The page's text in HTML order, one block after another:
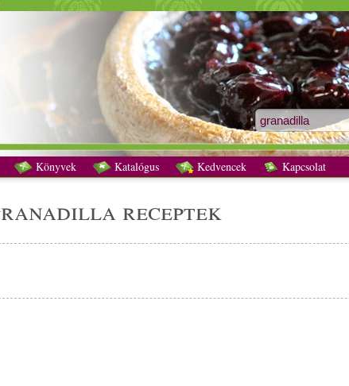
granadilla receptek - Vegetáriánus receptek
Könyvek Katalógus Kedvencek Kapcsolat
granadilla receptek